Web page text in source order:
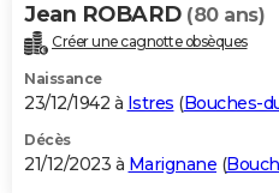
Jean ROBARD (80 ans)
Créer une cagnotte obsèques
Naissance
23/12/1942 à Istres (Bouches-
Décès
21/12/2023 à Marignane (